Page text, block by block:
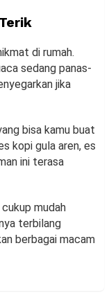
di rumah.
sedang panas-
jika
bisa kamu buat
kopi gula aren, es
ini terasa
mudah
terbilang
berbagai macam